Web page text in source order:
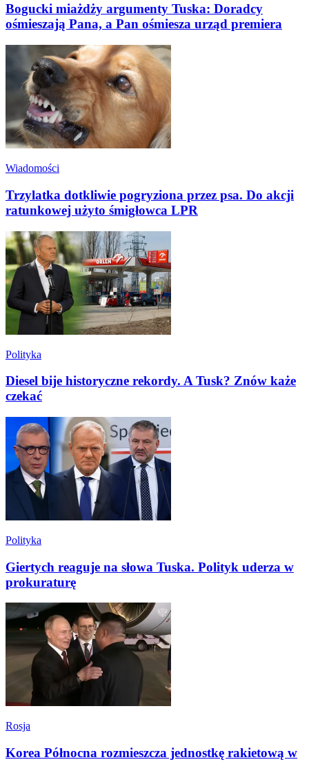
Bogucki miażdży argumenty Tuska: Doradcy
ośmieszają Pana, a Pan ośmiesza urząd premiera
Wiadomości
Trzylatka dotkliwie pogryziona przez psa. Do akcji
ratunkowej użyto śmigłowca LPR
Polityka
Diesel bije historyczne rekordy. A Tusk? Znów każe
czekać
Polityka
Giertych reaguje na słowa Tuska. Polityk uderza w
prokuraturę
Rosja
Korea Północna rozmieszcza jednostkę rakietową w